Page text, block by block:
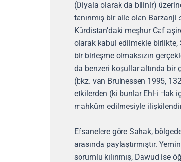
(Diyala olarak da bilinir)
tanınmış bir aile olan
Kürdistan’daki meşhur Caf
olarak kabul edilmekle birlikte,
bir birleşme olmaksızın
da benzeri koşullar altında bir
(bkz. van Bruinessen 1995,
etkilerden (ki bunlar Ehl-i Hak
mahkûm edilmesiyle
Efsanelere göre Sahak,
arasında paylaştırmıştır.
sorumlu kılınmış, Dawud ise